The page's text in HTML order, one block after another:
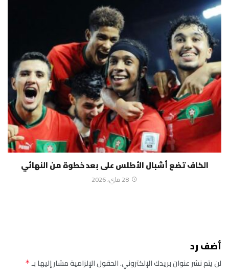
الكاف تضع أشبال الأطلس على بعد خطوة من النهائي
28 ماي، 2026
أضف رد
لن يتم نشر عنوان بريدك الإلكتروني.الحقول الإلزامية مشار إليها بـ*